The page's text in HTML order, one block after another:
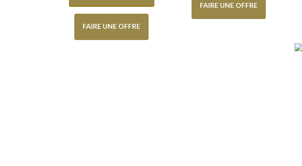
FAIRE UNE OFFRE
FAIRE UNE OFFRE